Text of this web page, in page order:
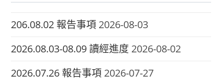
206.08.02 報告事項 2026-08-03
2026.08.03-08.09 讀經進度 2026-08-02
2026.07.26 報告事項 2026-07-27